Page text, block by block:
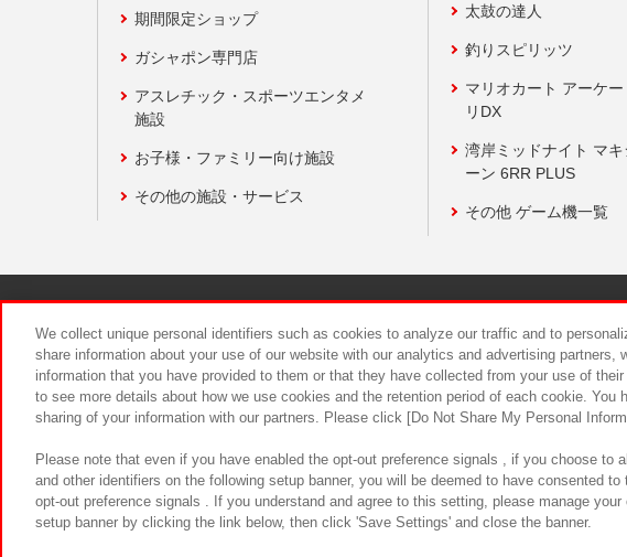
期間限定ショップ
ガシャポン専門店
アスレチック・スポーツエンタメ
施設
お子様・ファミリー向け施設
その他の施設・サービス
太鼓の達人
釣りスピリッツ
マリオカート アーケ
リDX
湾岸ミッドナイト マキ
ーン 6RR PLUS
その他 ゲーム機一覧
食品のご提供について カ
We collect unique personal identifiers such as cookies to analyze our traffic and to
share information about your use of our website with our analytics and advertising partners,
information that you have provided to them or that they have collected from your use of
to see more details about how we use cookies and the retention period of each cookie. You
sharing of your information with our partners. Please click [Do Not Share My Personal
Please note that even if you have enabled the opt-out preference signals , if you choose to
and other identifiers on the following setup banner, you will be deemed to have consented
opt-out preference signals . If you understand and agree to this setting, please manage
setup banner by clicking the link below, then click 'Save Settings' and close the banner.